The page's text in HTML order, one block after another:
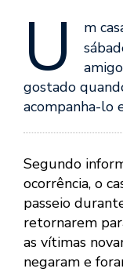
U
m
gostado
acompanha-lo
Segundo
ocorrência, o
passeio
retornarem
as vítimas
negaram e